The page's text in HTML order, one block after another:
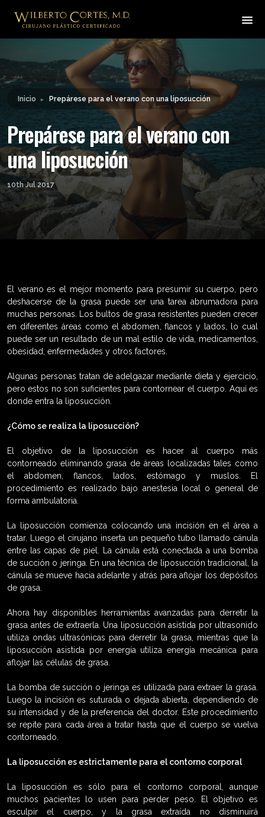
Leyendo: Prepárese para el verano
con una liposucción
Inicio ► Prepárese para el verano con una liposucción
Prepárese para el verano con
una liposucción
10th Jul 2017
El verano es el mejor momento para presumir su cuerpo, pero
deshacerse de la grasa puede ser una tarea abrumadora para
muchas personas. Los bultos de grasa resistentes pueden crecer
en diferentes áreas como el abdomen, flancos y lados, lo cual
puede ser un resultado de un mal estilo de vida, medicamentos,
obesidad, enfermedades y otros factores.
Algunas personas tratan de adelgazar mediante dieta y ejercicio,
pero estos no son suficientes para contornear el cuerpo. Aquí es
donde entra la liposucción.
¿Cómo se realiza la liposucción?
El objetivo de la liposucción es hacer al cuerpo más
contorneado eliminando grasa de áreas localizadas tales como
el abdomen, flancos, lados, estómago y muslos. El
procedimiento es realizado bajo anestesia local o general de
forma ambulatoria.
La liposucción comienza colocando una incisión en el área a
tratar. Luego el cirujano inserta un pequeño tubo llamado cánula
entre las capas de piel. La cánula está conectada a una bomba
de succión o jeringa. En una técnica de liposucción tradicional, la
cánula se mueve hacia adelante y atrás para aflojar los depósitos
de grasa.
Ahora hay disponibles herramientas avanzadas para derretir la
grasa antes de extraerla. Una liposucción asistida por ultrasonido
utiliza ondas ultrasónicas para derretir la grasa, mientras que la
liposucción asistida por energía utiliza energía mecánica para
aflojar las células de grasa.
La bomba de succión o jeringa es utilizada para extraer la grasa.
Luego la incisión es suturada o dejada abierta, dependiendo de
su intensidad y de la preferencia del doctor. Este procedimiento
se repite para cada área a tratar hasta que el cuerpo se vuelva
contorneado.
La liposucción es estrictamente para el contorno corporal
La liposucción es sólo para el contorno corporal, aunque
muchos pacientes lo usen para perder peso. El objetivo es
esculpir el cuerpo, y la grasa extraída no disminuirá